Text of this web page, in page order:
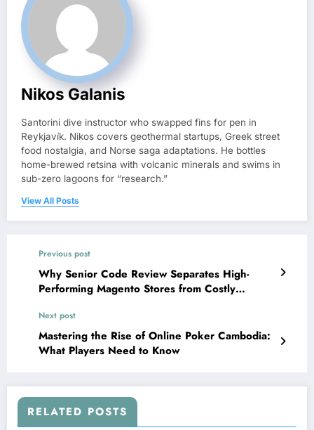
Nikos Galanis
Santorini dive instructor who swapped fins for pen in
Reykjavík. Nikos covers geothermal startups, Greek street
food nostalgia, and Norse saga adaptations. He bottles
home-brewed retsina with volcanic minerals and swims in
sub-zero lagoons for “research.”
View All Posts
Previous post
Why Senior Code Review Separates High-
Performing Magento Stores from Costly
Next post
Mastering the Rise of Online Poker Cambodia:
What Players Need to Know
RELATED POSTS